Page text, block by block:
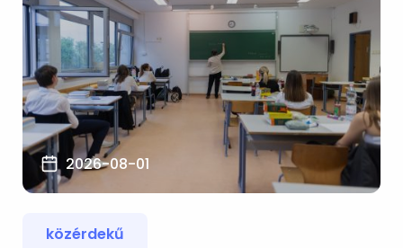
2026-08-01
közérdekű